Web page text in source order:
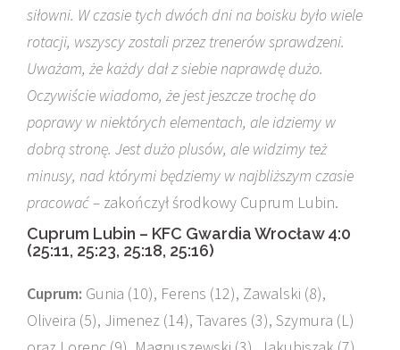
siłowni. W czasie tych dwóch dni na boisku było wiele
rotacji, wszyscy zostali przez trenerów sprawdzeni.
Uważam, że każdy dał z siebie naprawdę dużo.
Oczywiście wiadomo, że jest jeszcze trochę do
poprawy w niektórych elementach, ale idziemy w
dobrą stronę. Jest dużo plusów, ale widzimy też
minusy, nad którymi będziemy w najbliższym czasie
pracować – zakończył środkowy Cuprum Lubin.
Cuprum Lubin – KFC Gwardia Wrocław 4:0
(25:11, 25:23, 25:18, 25:16)
Cuprum: Gunia (10), Ferens (12), Zawalski (8),
Oliveira (5), Jimenez (14), Tavares (3), Szymura (L)